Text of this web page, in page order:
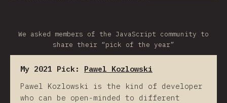
We asked members of the JavaScript community to
share their “pick of the year”
My 2021 Pick: Pawel Kozlowski
Pawel Kozlowski is the kind of developer
who can be open-minded to different